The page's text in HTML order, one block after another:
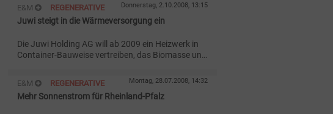
E&M REGENERATIVE Donnerstag, 2.10.2008, 13:15
Juwi steigt in die Wärmeversorgung ein
Die Juwi Holding AG will ab 2009 ein Heizwerk in
Container-Bauweise vertreiben, das Biomasse und
E&M REGENERATIVE Montag, 28.07.2008, 14:32
Mehr Sonnenstrom für Rheinland-Pfalz